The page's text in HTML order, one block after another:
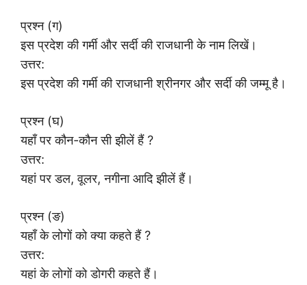
प्रश्न (ग)
इस प्रदेश की गर्मी और सर्दी की राजधानी के नाम लिखें।
उत्तर:
इस प्रदेश की गर्मी की राजधानी श्रीनगर और सर्दी की जम्मू है।
प्रश्न (घ)
यहाँ पर कौन-कौन सी झीलें हैं ?
उत्तर:
यहां पर डल, वूलर, नगीना आदि झीलें हैं।
प्रश्न (ङ)
यहाँ के लोगों को क्या कहते हैं ?
उत्तर:
यहां के लोगों को डोगरी कहते हैं।